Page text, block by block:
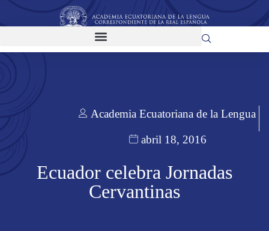
Academia Ecuatoriana de la Lengua
abril 18, 2016
Ecuador celebra Jornadas
Cervantinas